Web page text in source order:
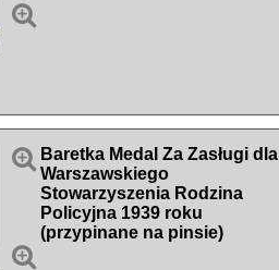



Baretka Medal Za Zasługi dla
Warszawskiego
Stowarzyszenia Rodzina
Policyjna 1939 roku
(przypinane na pinsie)